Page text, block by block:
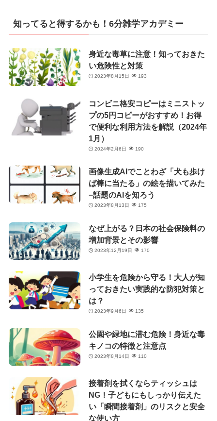
リ
ー
知ってると得するかも！6分雑学アカデミー
身近な毒草に注意！知っておきた
い危険性と対策
2023年8月15日 193
コンビニ格安コピーはミニストッ
プの5円コピーがおすすめ！お得
で便利な利用方法を解説（2024年
1月）
2024年2月6日 190
画像生成AIでことわざ「犬も歩け
ば棒に当たる」の絵を描いてみた
−話題のAIを知ろう
2023年8月13日 175
なぜ上がる？日本の社会保険料の
増加背景とその影響
2023年12月19日 170
小学生を危険から守る！大人が知
っておきたい実践的な防犯対策と
は？
2023年9月6日 135
公園や緑地に潜む危険！身近な毒
キノコの特徴と注意点
2023年8月14日 110
接着剤を拭くならティッシュは
NG！子どもにもしっかり伝えた
い「瞬間接着剤」のリスクと安全
な使い方